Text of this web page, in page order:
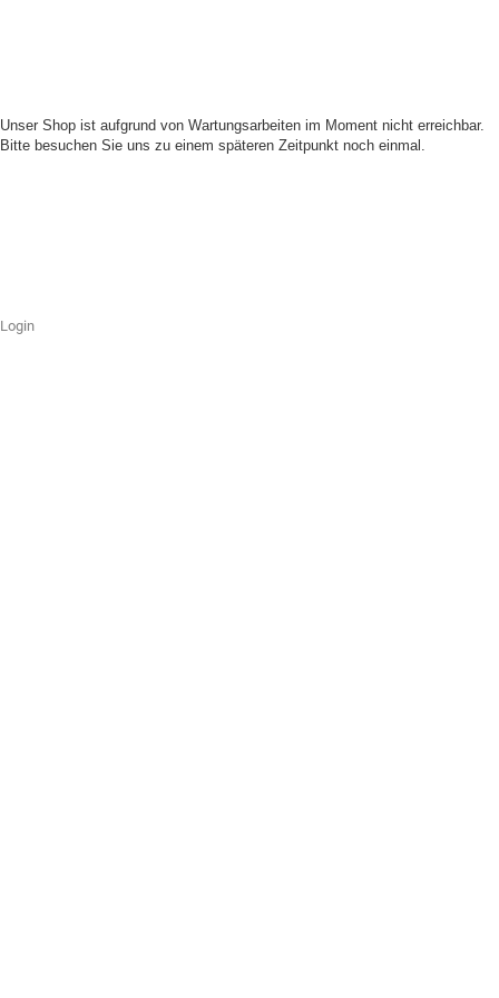
Unser Shop ist aufgrund von Wartungsarbeiten im Moment nicht erreichbar.
Bitte besuchen Sie uns zu einem späteren Zeitpunkt noch einmal.
Login